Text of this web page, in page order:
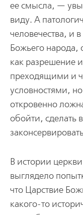
ее смысла, —
виду. А
человечества, и
Божьего народа,
как разрешение
преходящими и
условностями,
откровенно
обойти, сделать
В истории
выглядело
что Царствие
какого-то